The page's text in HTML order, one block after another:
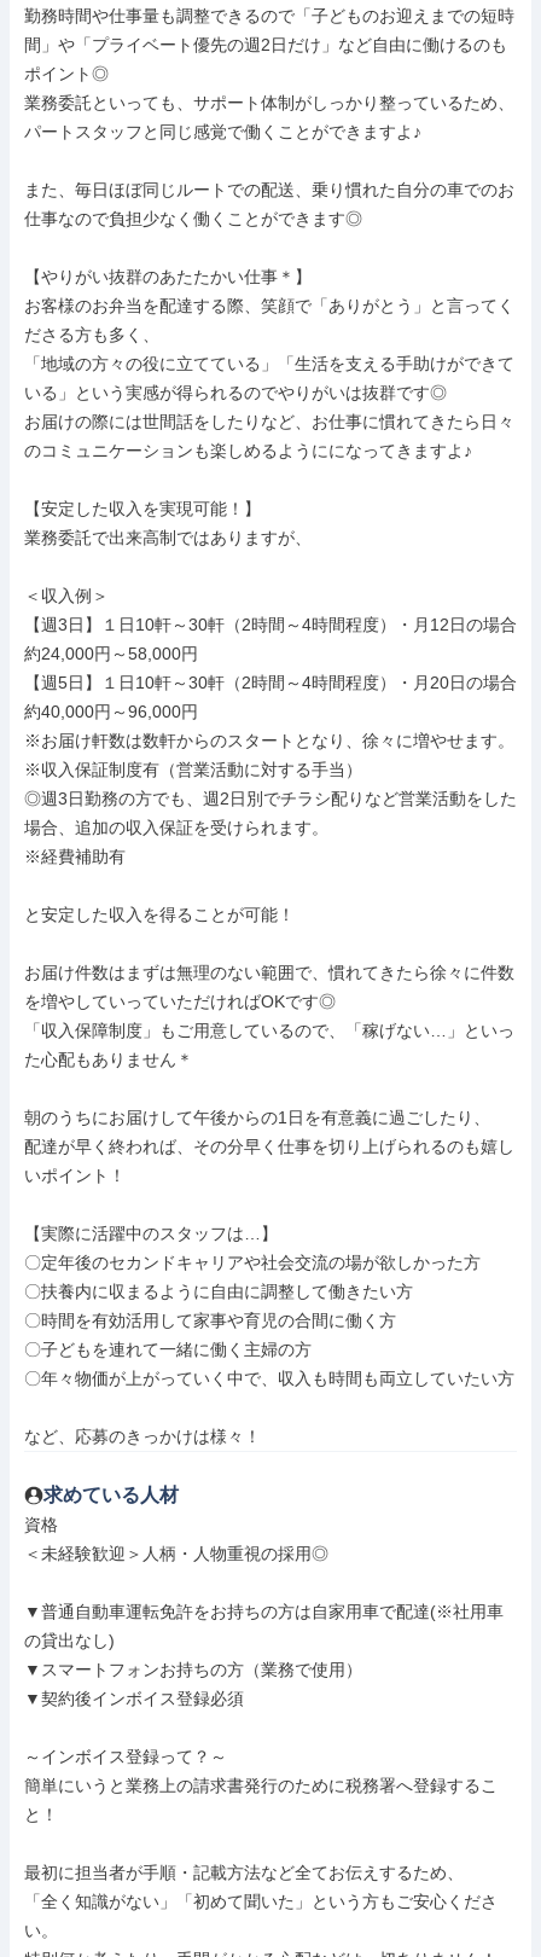
勤務時間や仕事量も調整できるので「子どものお迎えまでの短時
間」や「プライベート優先の週2日だけ」など自由に働けるのも
ポイント◎
業務委託といっても、サポート体制がしっかり整っているため、
パートスタッフと同じ感覚で働くことができますよ♪
また、毎日ほぼ同じルートでの配送、乗り慣れた自分の車でのお
仕事なので負担少なく働くことができます◎
【やりがい抜群のあたたかい仕事＊】
お客様のお弁当を配達する際、笑顔で「ありがとう」と言ってく
ださる方も多く、
「地域の方々の役に立てている」「生活を支える手助けができて
いる」という実感が得られるのでやりがいは抜群です◎
お届けの際には世間話をしたりなど、お仕事に慣れてきたら日々
のコミュニケーションも楽しめるようにになってきますよ♪
【安定した収入を実現可能！】
業務委託で出来高制ではありますが、
＜収入例＞
【週3日】１日10軒～30軒（2時間～4時間程度）・月12日の場合
約24,000円～58,000円
【週5日】１日10軒～30軒（2時間～4時間程度）・月20日の場合
約40,000円～96,000円
※お届け軒数は数軒からのスタートとなり、徐々に増やせます。
※収入保証制度有（営業活動に対する手当）
◎週3日勤務の方でも、週2日別でチラシ配りなど営業活動をした
場合、追加の収入保証を受けられます。
※経費補助有
と安定した収入を得ることが可能！
お届け件数はまずは無理のない範囲で、慣れてきたら徐々に件数
を増やしていっていただければOKです◎
「収入保障制度」もご用意しているので、「稼げない…」といっ
た心配もありません＊
朝のうちにお届けして午後からの1日を有意義に過ごしたり、
配達が早く終われば、その分早く仕事を切り上げられるのも嬉し
いポイント！
【実際に活躍中のスタッフは…】
〇定年後のセカンドキャリアや社会交流の場が欲しかった方
〇扶養内に収まるように自由に調整して働きたい方
〇時間を有効活用して家事や育児の合間に働く方
〇子どもを連れて一緒に働く主婦の方
〇年々物価が上がっていく中で、収入も時間も両立していたい方
など、応募のきっかけは様々！
求めている人材
資格
＜未経験歓迎＞人柄・人物重視の採用◎
▼普通自動車運転免許をお持ちの方は自家用車で配達(※社用車
の貸出なし)
▼スマートフォンお持ちの方（業務で使用）
▼契約後インボイス登録必須
～インボイス登録って？～
簡単にいうと業務上の請求書発行のために税務署へ登録するこ
と！
最初に担当者が手順・記載方法など全てお伝えするため、
「全く知識がない」「初めて聞いた」という方もご安心くださ
い。